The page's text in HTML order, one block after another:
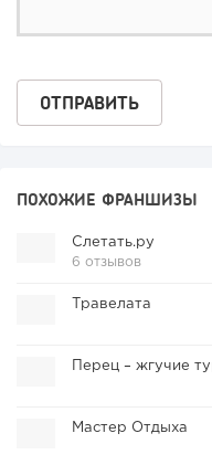
ПОХОЖИЕ ФРАНШИЗЫ
Слетать.ру
6 отзывов
Травелата
Перец – жгучие
Мастер Отдыха